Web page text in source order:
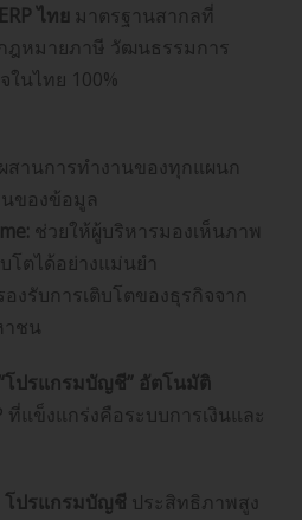
ไทย มาตรฐานสากลที่
ฎหมายภาษี วัฒนธรรมการ
นไทย 100%
ผสานการทำงานของทุกแผนก
ของข้อมูล
ช่วยให้ผู้บริหารมองเห็นภาพ
โตได้อย่างแม่นยำ
องรับการเติบโตของธุรกิจจาก
าชน
โปรแกรมบัญชี” อัตโนมัติ
แข็งแกร่งคือระบบการเงินและ
โปรแกรมบัญชี ประสิทธิภาพสูง